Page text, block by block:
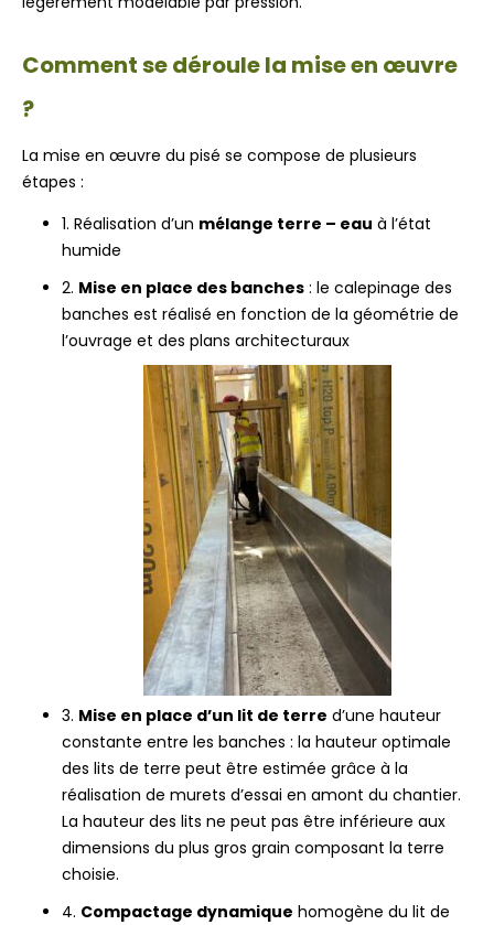
Comment se déroule la mise en œuvre
?
La mise en œuvre du pisé se compose de plusieurs
étapes :
1. Réalisation d’un mélange terre – eau à l’état
humide
2. Mise en place des banches : le calepinage des
banches est réalisé en fonction de la géométrie de
l’ouvrage et des plans architecturaux
3. Mise en place d’un lit de terre d’une hauteur
constante entre les banches : la hauteur optimale
des lits de terre peut être estimée grâce à la
réalisation de murets d’essai en amont du chantier.
La hauteur des lits ne peut pas être inférieure aux
dimensions du plus gros grain composant la terre
choisie.
4. Compactage dynamique homogène du lit de